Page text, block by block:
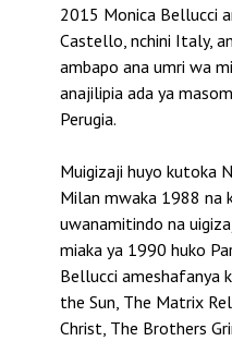
2015 Monica Bellucci
Castello, nchini Italy,
ambapo ana umri wa
anajilipia ada ya
Perugia.
Muigizaji huyo kutoka
Milan mwaka 1988 na
uwanamitindo na
miaka ya 1990 huko
Bellucci ameshafanya
the Sun, The Matrix
Christ, The Brothers